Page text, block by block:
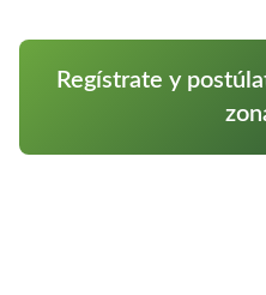
Regístrate y